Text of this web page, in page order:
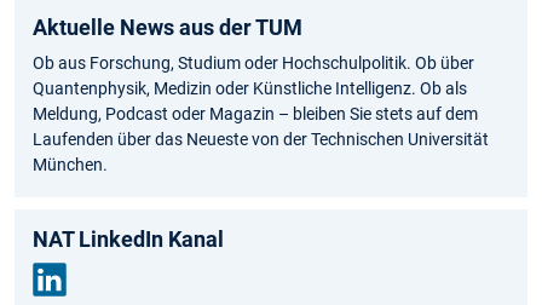
Aktuelle News aus der TUM
Ob aus Forschung, Studium oder Hochschulpolitik. Ob über
Quantenphysik, Medizin oder Künstliche Intelligenz. Ob als
Meldung, Podcast oder Magazin – bleiben Sie stets auf dem
Laufenden über das Neueste von der Technischen Universität
München.
NAT LinkedIn Kanal